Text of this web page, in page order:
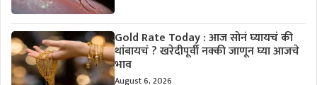
Gold Rate Today : आज सोनं घ्यायचं की
थांबायचं ? खरेदीपूर्वी नक्की जाणून घ्या आजचे
भाव
August 6, 2026